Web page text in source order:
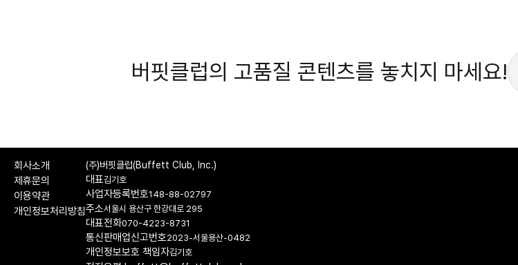
버핏클럽의 고품질 콘텐츠를 놓치지 마세요!
회사소개
제휴문의
이용약관
개인정보처리방침
(주)버핏클럽(Buffett Club, Inc.)
대표김기호
사업자등록번호148-88-02797
주소서울시 용산구 한강대로 295
대표전화070-4223-8731
통신판매업신고번호2023-서울용산-0482
개인정보보호 책임자김기호